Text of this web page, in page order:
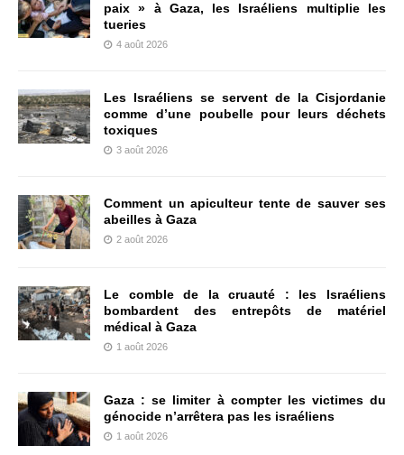
paix » à Gaza, les Israéliens multiplie les
tueries
4 août 2026
Les Israéliens se servent de la Cisjordanie
comme d’une poubelle pour leurs déchets
toxiques
3 août 2026
Comment un apiculteur tente de sauver ses
abeilles à Gaza
2 août 2026
Le comble de la cruauté : les Israéliens
bombardent des entrepôts de matériel
médical à Gaza
1 août 2026
Gaza : se limiter à compter les victimes du
génocide n’arrêtera pas les israéliens
1 août 2026